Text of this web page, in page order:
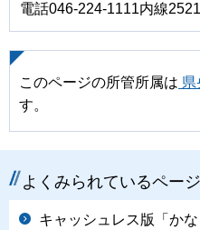
電話046-224-1111内線
このページの所管所属は 県
す。
よくみられているページ
キャッシュレス版「か